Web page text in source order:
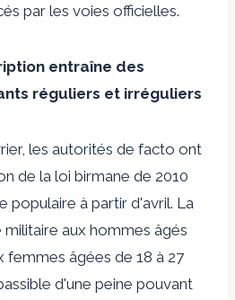
par les voies officielles.
entraîne des
réguliers et irréguliers
les autorités de facto ont
de la loi birmane de 2010
populaire à partir d'avril. La
aux hommes âgés
femmes âgées de 18 à 27
d'une peine pouvant